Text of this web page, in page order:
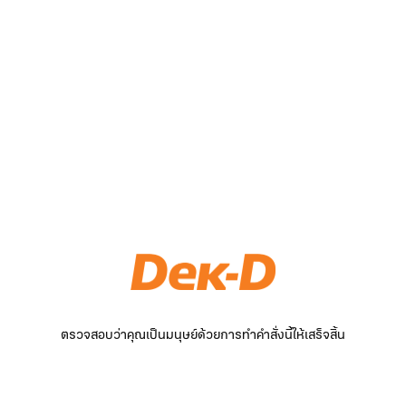
ตรวจสอบว่าคุณเป็นมนุษย์ด้วยการทำคำสั่งนี้ให้เสร็จสิ้น